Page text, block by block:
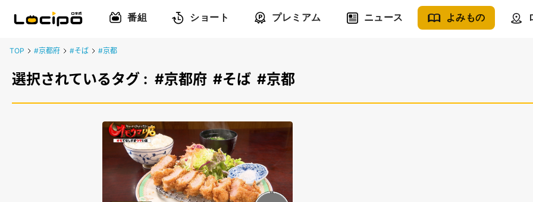
番組 ショート プレミアム ニュース よみもの
TOP #京都府 #そば #京都
選択されているタグ : #京都府 #そば #京都